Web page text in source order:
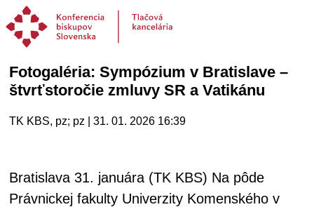
Fotogaléria: Sympózium v Bratislave –
štvrťstoročie zmluvy SR a Vatikánu
TK KBS, pz; pz | 31. 01. 2026 16:39
Bratislava 31. januára (TK KBS) Na pôde
Právnickej fakulty Univerzity Komenského v